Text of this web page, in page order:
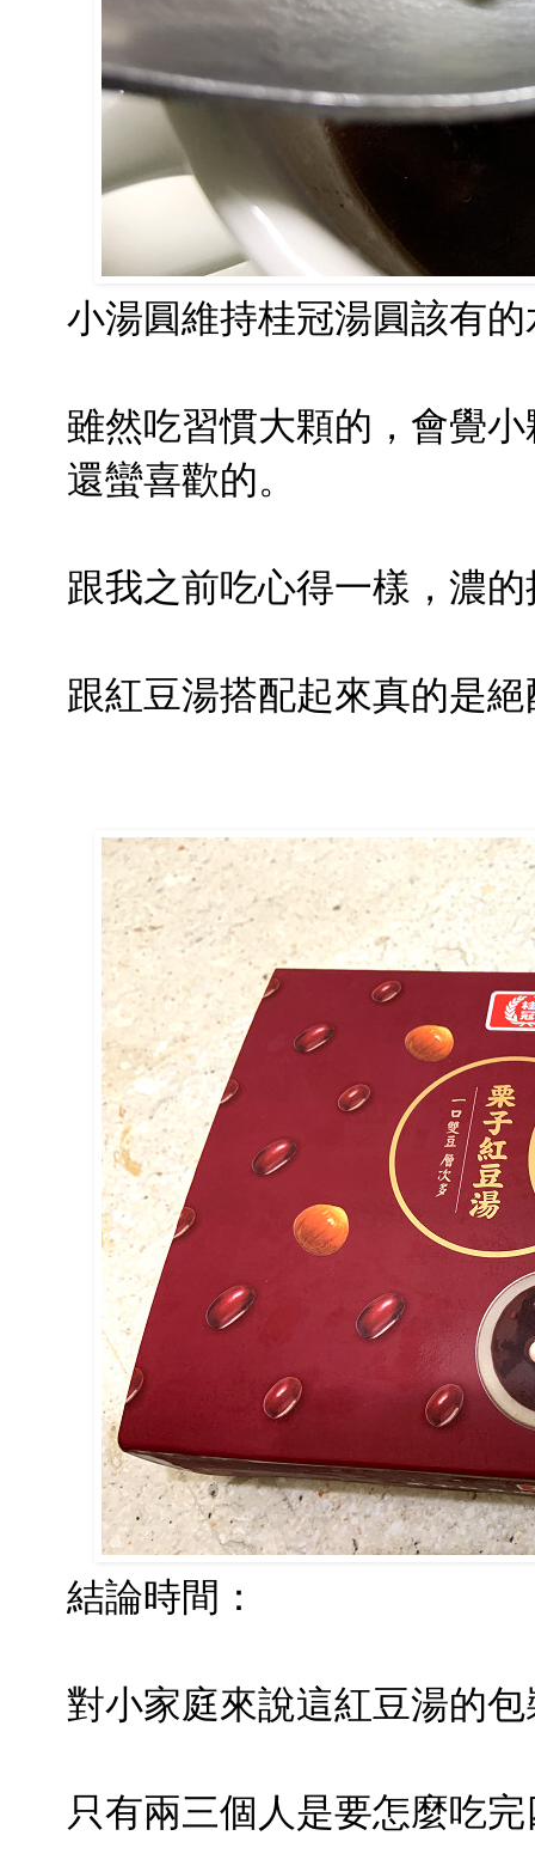
小湯圓維持桂冠湯圓該有
雖然吃習慣大顆的，會覺
還蠻喜歡的。
跟我之前吃心得一樣，濃
跟紅豆湯搭配起來真的是
結論時間：
對小家庭來說這紅豆湯的
只有兩三個人是要怎麼吃